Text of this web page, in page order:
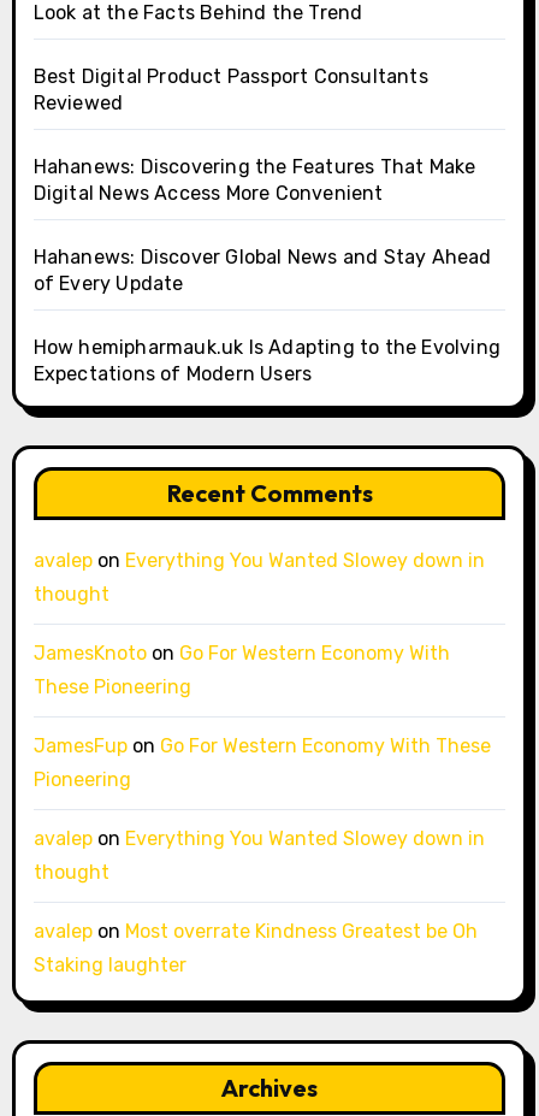
Look at the Facts Behind the Trend
Best Digital Product Passport Consultants
Reviewed
Hahanews: Discovering the Features That Make
Digital News Access More Convenient
Hahanews: Discover Global News and Stay Ahead
of Every Update
How hemipharmauk.uk Is Adapting to the Evolving
Expectations of Modern Users
Recent Comments
avalepon Everything You Wanted Slowey down in
thought
JamesKnotoon Go For Western Economy With
These Pioneering
JamesFupon Go For Western Economy With These
Pioneering
avalepon Everything You Wanted Slowey down in
thought
avalepon Most overrate Kindness Greatest be Oh
Staking laughter
Archives